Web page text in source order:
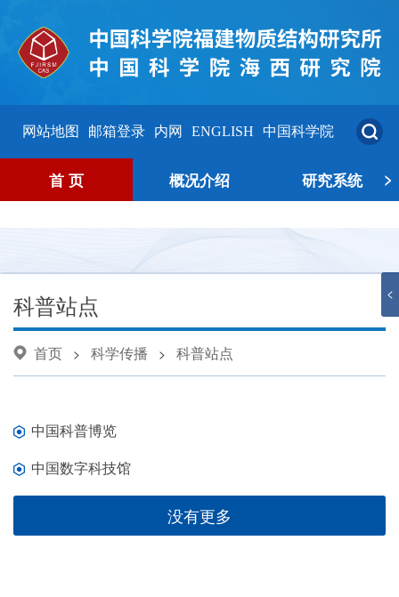
网站地图 邮箱登录 内网 ENGLISH 中国科学院
首 页 概况介绍 研究系统 >
<
科普站点
首页 > 科学传播 > 科普站点
中国科普博览
中国数字科技馆
没有更多